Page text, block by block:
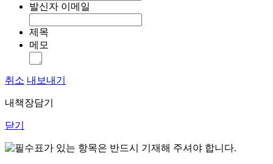
발신자 이메일
제목
메모
취소 내보내기
내책장담기
닫기
표가 있는 항목은 반드시 기재해 주셔야 합니다.